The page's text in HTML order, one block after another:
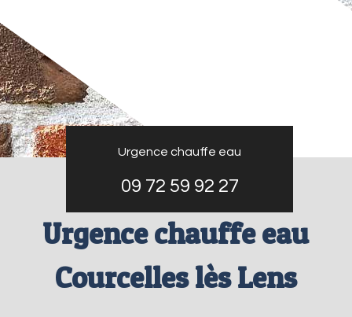
Urgence chauffe eau
09 72 59 92 27
Urgence chauffe eau
Courcelles lès Lens